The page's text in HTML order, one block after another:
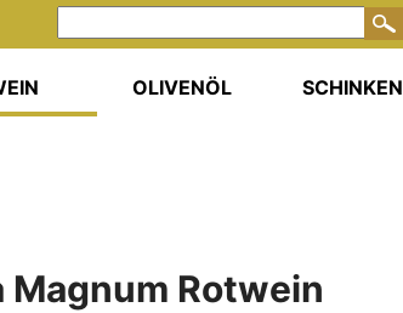
Magnum Rotwein
OLIVENÖL SCHINKEN